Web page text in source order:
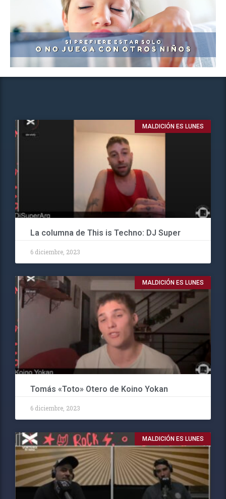
MALDICIÓN ES LUNES
La columna de This is Techno: DJ Super
6 diciembre, 2023
MALDICIÓN ES LUNES
Tomás «Toto» Otero de Koino Yokan
6 diciembre, 2023
MALDICIÓN ES LUNES